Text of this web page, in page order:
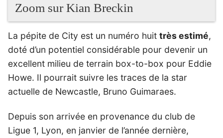
Zoom sur Kian Breckin
La pépite de City est un numéro huit très estimé,
doté d’un potentiel considérable pour devenir un
excellent milieu de terrain box-to-box pour Eddie
Howe. Il pourrait suivre les traces de la star
actuelle de Newcastle, Bruno Guimaraes.
Depuis son arrivée en provenance du club de
Ligue 1, Lyon, en janvier de l’année dernière,